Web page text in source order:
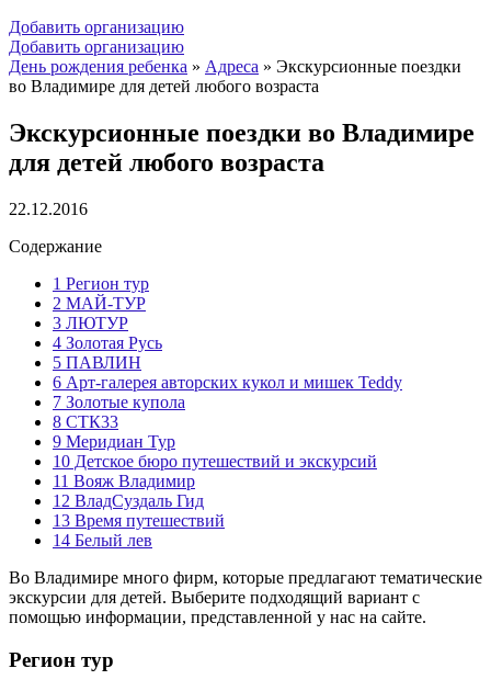
Добавить организацию
Добавить организацию
День рождения ребенка » Адреса » Экскурсионные поездки
во Владимире для детей любого возраста
Экскурсионные поездки во Владимире
для детей любого возраста
22.12.2016
Содержание
1 Регион тур
2 МАЙ-ТУР
3 ЛЮТУР
4 Золотая Русь
5 ПАВЛИН
6 Арт-галерея авторских кукол и мишек Teddy
7 Золотые купола
8 СТК33
9 Меридиан Тур
10 Детское бюро путешествий и экскурсий
11 Вояж Владимир
12 ВладСуздаль Гид
13 Время путешествий
14 Белый лев
Во Владимире много фирм, которые предлагают тематические
экскурсии для детей. Выберите подходящий вариант с
помощью информации, представленной у нас на сайте.
Регион тур